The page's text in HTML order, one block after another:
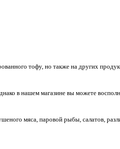
тофу, но также на других
в нашем магазине вы можете
мяса, паровой рыбы, салатов,